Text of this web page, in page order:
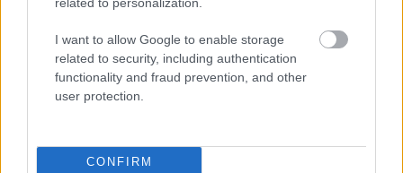
I want to allow Google to enable storage
related to security, including authentication
functionality and fraud prevention, and other
user protection.
CONFIRM